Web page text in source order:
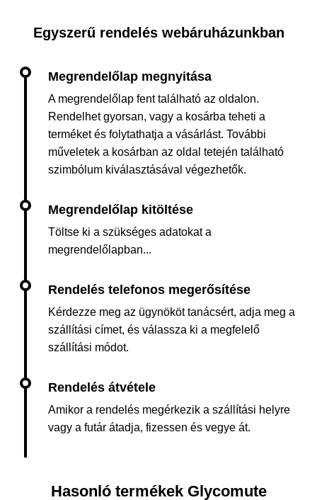
Egyszerű rendelés webáruházunkban
A megrendelőlap fent található az oldalon.
Rendelhet gyorsan, vagy a kosárba teheti a
terméket és folytathatja a vásárlást. További
műveletek a kosárban az oldal tetején található
szimbólum kiválasztásával végezhetők.
Töltse ki a szükséges adatokat a
megrendelőlapban...
Kérdezze meg az ügynököt tanácsért, adja meg a
szállítási címet, és válassza ki a megfelelő
szállítási módot.
Amikor a rendelés megérkezik a szállítási helyre
vagy a futár átadja, fizessen és vegye át.
Hasonló termékek Glycomute